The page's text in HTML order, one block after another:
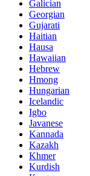
Galician
Georgian
Gujarati
Haitian
Hausa
Hawaiian
Hebrew
Hmong
Hungarian
Icelandic
Igbo
Javanese
Kannada
Kazakh
Khmer
Kurdish